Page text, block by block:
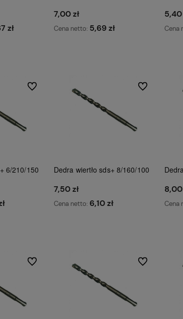
zł
7,00 zł
Cena netto: 5,69 zł
5,40
Cena
6/210/150
Do ulubionych
Dedra wiertło sds+ 8/160/100
7,50 zł
Cena netto: 6,10 zł
Do ulubionych
8,00
Cena
Do ulubionych Do ulubionych